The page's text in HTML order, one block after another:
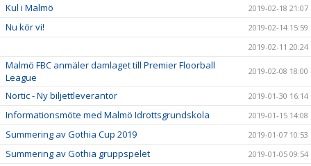
Kul i Malmö 2019-02-18 21:07
Nu kör vi!
2019-02-14 15:59
2019-02-11 20:24
Malmö FBC anmäler damlaget till Premier Floorball
League
2019-02-08 18:00
Nortic - Ny biljettleverantör 2019-01-30 16:14
Informationsmöte med Malmö Idrottsgrundskola 2019-01-15 14:08
Summering av Gothia Cup 2019 2019-01-07 10:53
Summering av Gothia gruppspelet 2019-01-05 09:54